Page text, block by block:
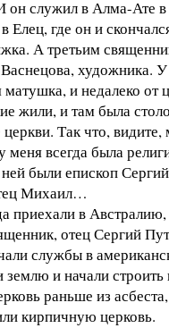
он служил в Алма-Ате
Елец, где он и
А третьим
художника.
матушка, и недалеко от
жили, и там была
Так что,
меня всегда была
были епископ
Михаил…
приехали в
отец Сергий
службы в
и начали строить
раньше из
кирпичную церковь.